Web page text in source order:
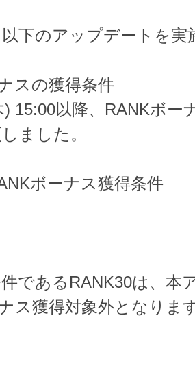
以下のアップデートを
スの獲得条件
) 15:00以降、RANKボー
ました。
ボーナス獲得条件
であるRANK30は、本
ス獲得対象外となりま